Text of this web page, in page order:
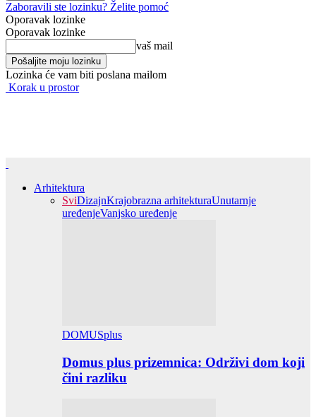
Zaboravili ste lozinku? Želite pomoć
Oporavak lozinke
Oporavak lozinke
vaš mail
Lozinka će vam biti poslana mailom
Korak u prostor
Arhitektura
SviDizajnKrajobrazna arhitekturaUnutarnje
uređenjeVanjsko uređenje
DOMUSplus
Domus plus prizemnica: Održivi dom koji
čini razliku